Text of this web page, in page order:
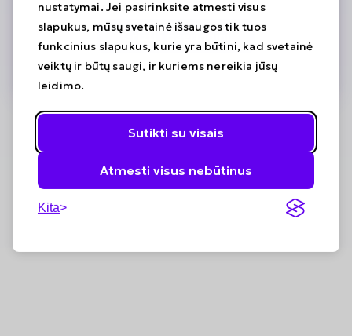
nustatymai. Jei pasirinksite atmesti visus
slapukus, mūsų svetainė išsaugos tik tuos
funkcinius slapukus, kurie yra būtini, kad svetainė
veiktų ir būtų saugi, ir kuriems nereikia jūsų
leidimo.
Sutikti su visais
Atmesti visus nebūtinus
Kita
kartą arba susisiekite su mumis.
Grįžti į pagrindinį